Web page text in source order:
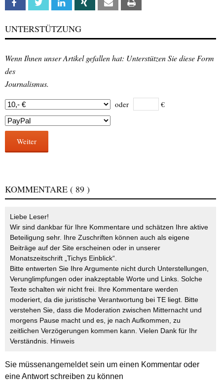
Facebook Twitter Linkedin Xing Email
UNTERSTÜTZUNG
Wenn Ihnen unser Artikel gefallen hat: Unterstützen Sie diese Form
des
Journalismus.
oder €
Weiter
KOMMENTARE ( 89 )
Liebe Leser!
Wir sind dankbar für Ihre Kommentare und schätzen Ihre aktive
Beteiligung sehr. Ihre Zuschriften können auch als eigene
Beiträge auf der Site erscheinen oder in unserer
Monatszeitschrift „Tichys Einblick“.
Bitte entwerten Sie Ihre Argumente nicht durch Unterstellungen,
Verunglimpfungen oder inakzeptable Worte und Links. Solche
Texte schalten wir nicht frei. Ihre Kommentare werden
moderiert, da die juristische Verantwortung bei TE liegt. Bitte
verstehen Sie, dass die Moderation zwischen Mitternacht und
morgens Pause macht und es, je nach Aufkommen, zu
zeitlichen Verzögerungen kommen kann. Vielen Dank für Ihr
Verständnis. Hinweis
Sie müssenangemeldetsein um einen Kommentar oder
eine Antwort schreiben zu können